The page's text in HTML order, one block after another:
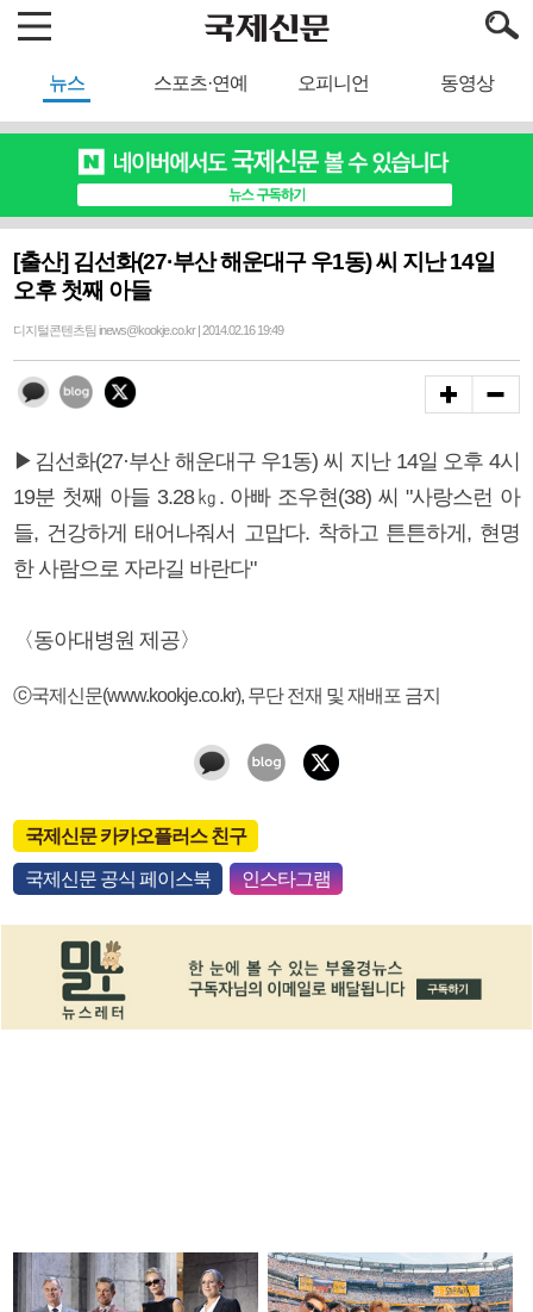
뉴스 스포츠·연예 오피니언 동영상
[출산] 김선화(27·부산 해운대구 우1동) 씨 지난 14일
오후 첫째 아들
디지털콘텐츠팀 inews@kookje.co.kr | 2014.02.16 19:49
▶김선화(27·부산 해운대구 우1동) 씨 지난 14일 오후 4시
19분 첫째 아들 3.28㎏. 아빠 조우현(38) 씨 "사랑스런 아
들, 건강하게 태어나줘서 고맙다. 착하고 튼튼하게, 현명
한 사람으로 자라길 바란다"
〈동아대병원 제공〉
ⓒ국제신문(www.kookje.co.kr), 무단 전재 및 재배포 금지
국제신문 카카오플러스 친구
국제신문 공식 페이스북 인스타그램